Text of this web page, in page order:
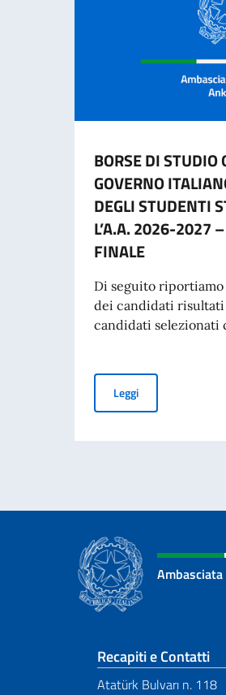
BORSE DI STUDIO
GOVERNO
DEGLI STUDENTI
L’A.A. 2026-2027
FINALE
Di seguito
dei candidati
candidati selezionati
LeggiBORSE DI
Sezione
Recapiti e Contatti
Atatürk Bulvarı n. 118